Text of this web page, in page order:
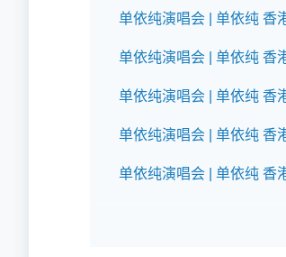
单依纯演唱会 | 单依纯 香
单依纯演唱会 | 单依纯 香
单依纯演唱会 | 单依纯 香
单依纯演唱会 | 单依纯 香
单依纯演唱会 | 单依纯 香